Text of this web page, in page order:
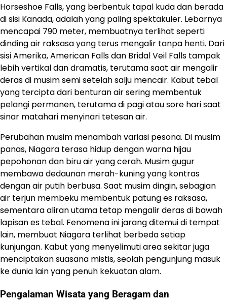
Horseshoe Falls, yang berbentuk tapal kuda dan berada
di sisi Kanada, adalah yang paling spektakuler. Lebarnya
mencapai 790 meter, membuatnya terlihat seperti
dinding air raksasa yang terus mengalir tanpa henti. Dari
sisi Amerika, American Falls dan Bridal Veil Falls tampak
lebih vertikal dan dramatis, terutama saat air mengalir
deras di musim semi setelah salju mencair. Kabut tebal
yang tercipta dari benturan air sering membentuk
pelangi permanen, terutama di pagi atau sore hari saat
sinar matahari menyinari tetesan air.
Perubahan musim menambah variasi pesona. Di musim
panas, Niagara terasa hidup dengan warna hijau
pepohonan dan biru air yang cerah. Musim gugur
membawa dedaunan merah-kuning yang kontras
dengan air putih berbusa. Saat musim dingin, sebagian
air terjun membeku membentuk patung es raksasa,
sementara aliran utama tetap mengalir deras di bawah
lapisan es tebal. Fenomena ini jarang ditemui di tempat
lain, membuat Niagara terlihat berbeda setiap
kunjungan. Kabut yang menyelimuti area sekitar juga
menciptakan suasana mistis, seolah pengunjung masuk
ke dunia lain yang penuh kekuatan alam.
Pengalaman Wisata yang Beragam dan